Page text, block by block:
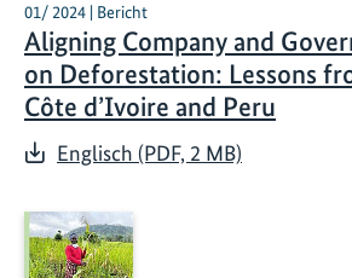
01/ 2024 | Bericht
Aligning Company and
on Deforestation: Lessons
Côte d’Ivoire and Peru
Englisch (PDF, 2 MB)